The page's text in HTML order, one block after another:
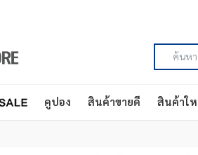
คูปอง สินค้าขายดี สินค้าใ